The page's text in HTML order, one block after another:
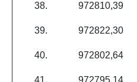
38. 972810,39
39. 972822,30
40. 972802,64
41. 972795,14